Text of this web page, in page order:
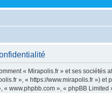
« Mirapolis.fr » et ses sociétés
», « https://www.mirapolis.fr ») et
« www.phpbb.com », « phpBB